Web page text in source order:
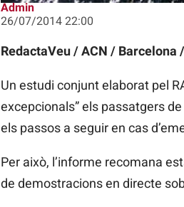
Admin
26/07/2014 22:00
RedactaVeu / ACN / Barcelona
Un estudi conjunt elaborat pel
excepcionals” els passatgers
els passos a seguir en cas
Per això, l’informe recomana
de demostracions en directe